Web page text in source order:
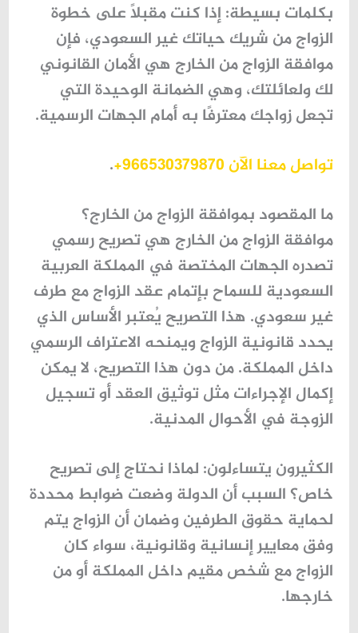
بكلمات بسيطة: إذا كنت مقبلًا على خطوة
الزواج من شريك حياتك غير السعودي، فإن
موافقة الزواج من الخارج هي الأمان القانوني
لك ولعائلتك، وهي الضمانة الوحيدة التي
تجعل زواجك معترفًا به أمام الجهات الرسمية.
تواصل معنا الآن 966530379870+
.
ما المقصود بموافقة الزواج من الخارج؟
موافقة الزواج من الخارج هي تصريح رسمي
تصدره الجهات المختصة في المملكة العربية
السعودية للسماح بإتمام عقد الزواج مع طرف
غير سعودي. هذا التصريح يُعتبر الأساس الذي
يحدد قانونية الزواج ويمنحه الاعتراف الرسمي
داخل المملكة. من دون هذا التصريح، لا يمكن
إكمال الإجراءات مثل توثيق العقد أو تسجيل
الزوجة في الأحوال المدنية.
الكثيرون يتساءلون: لماذا نحتاج إلى تصريح
خاص؟ السبب أن الدولة وضعت ضوابط محددة
لحماية حقوق الطرفين وضمان أن الزواج يتم
وفق معايير إنسانية وقانونية، سواء كان
الزواج مع شخص مقيم داخل المملكة أو من
خارجها.